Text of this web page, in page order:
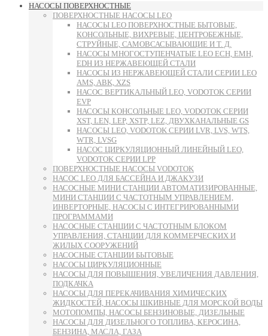
НАСОСЫ ПОВЕРХНОСТНЫЕ
ПОВЕРХНОСТНЫЕ НАСОСЫ LEO
НАСОСЫ LEO ПОВЕРХНОСТНЫЕ БЫТОВЫЕ,
КОНСОЛЬНЫЕ, ВИХРЕВЫЕ, ЦЕНТРОБЕЖНЫЕ,
СТРУЙНЫЕ, САМОВСАСЫВАЮЩИЕ И Т. Д.
НАСОСЫ МНОГОСТУПЕНЧАТЫЕ LEO ECH, EMH,
EDH ИЗ НЕРЖАВЕЮЩЕЙ СТАЛИ
НАСОСЫ ИЗ НЕРЖАВЕЮЩЕЙ СТАЛИ СЕРИИ LEO
AMS, ABK, XZS
НАСОС ВЕРТИКАЛЬНЫЙ LEO, VODOTOK СЕРИИ
EVP
НАСОСЫ КОНСОЛЬНЫЕ LEO, VODOTOK СЕРИИ
XST, LEN, LEP, XSTP, LEZ, ДВУХКАНАЛЬНЫЕ GS
НАСОСЫ LEO, VODOTOK СЕРИИ LVR, LVS, WTS,
WTR, LVSG
НАСОС ЦИРКУЛЯЦИОННЫЙ ЛИНЕЙНЫЙ LEO,
VODOTOK СЕРИИ LPP
ПОВЕРХНОСТНЫЕ НАСОСЫ VODOTOK
НАСОС LEO ДЛЯ БАССЕЙНА И ДЖАКУЗИ
НАСОСНЫЕ МИНИ СТАНЦИИ АВТОМАТИЗИРОВАННЫЕ,
МИНИ СТАНЦИИ С ЧАСТОТНЫМ УПРАВЛЕНИЕМ,
ИНВЕРТОРНЫЕ, НАСОСЫ С ИНТЕГРИРОВАННЫМИ
ПРОГРАММАМИ
НАСОСНЫЕ СТАНЦИИ С ЧАСТОТНЫМ БЛОКОМ
УПРАВЛЕНИЯ, СТАНЦИИ ДЛЯ КОММЕРЧЕСКИХ И
ЖИЛЫХ СООРУЖЕНИЙ
НАСОСНЫЕ СТАНЦИИ БЫТОВЫЕ
НАСОСЫ ЦИРКУЛЯЦИОННЫЕ
НАСОСЫ ДЛЯ ПОВЫШЕНИЯ, УВЕЛИЧЕНИЯ ДАВЛЕНИЯ,
ПОДКАЧКА
НАСОСЫ ДЛЯ ПЕРЕКАЧИВАНИЯ ХИМИЧЕСКИХ
ЖИДКОСТЕЙ, НАСОСЫ ШКИВНЫЕ ДЛЯ МОРСКОЙ ВОДЫ
МОТОПОМПЫ, НАСОСЫ БЕНЗИНОВЫЕ, ДИЗЕЛЬНЫЕ
НАСОСЫ ДЛЯ ДИЗЕЛЬНОГО ТОПЛИВА, КЕРОСИНА,
БЕНЗИНА, МАСЛА, ГАЗА